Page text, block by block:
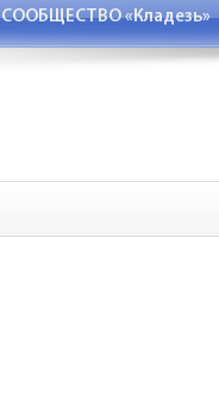
СООБЩЕСТВО «Кладезь»